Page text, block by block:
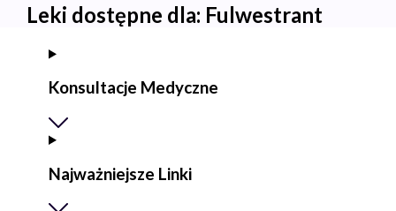
Leki dostępne dla: Fulwestrant
Konsultacje Medyczne
Najważniejsze Linki